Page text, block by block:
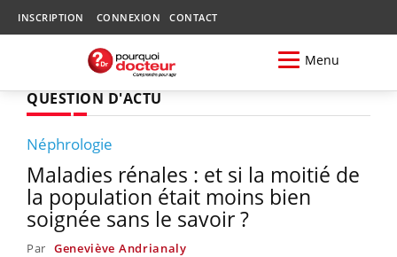
INSCRIPTION CONNEXION CONTACT
Menu
QUESTION D'ACTU
Néphrologie
Maladies rénales : et si la moitié de
la population était moins bien
soignée sans le savoir ?
Par Geneviève Andrianaly